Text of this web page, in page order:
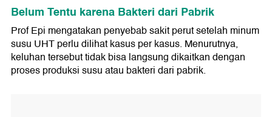
Belum Tentu karena Bakteri dari Pabrik
Prof Epi mengatakan penyebab sakit perut setelah minum
susu UHT perlu dilihat kasus per kasus. Menurutnya,
keluhan tersebut tidak bisa langsung dikaitkan dengan
proses produksi susu atau bakteri dari pabrik.